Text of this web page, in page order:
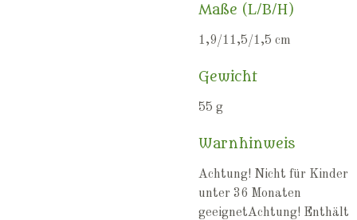
Maße (L/B/H)
1,9/11,5/1,5 cm
Gewicht
55 g
Warnhinweis
Achtung! Nicht für Kinder
unter 36 Monaten
geeignetAchtung! Enthält